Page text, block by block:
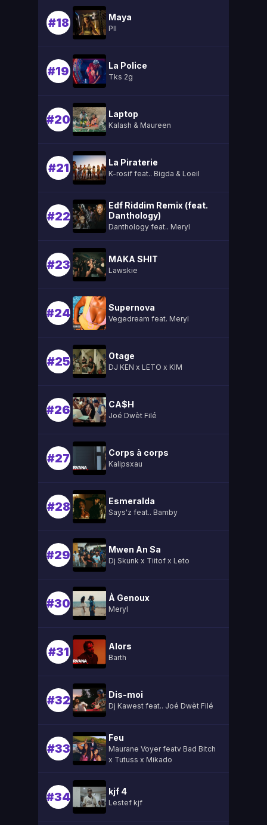
#18 Maya
Pll
#19 La Police
Tks 2g
#20 Laptop
Kalash & Maureen
#21 La Piraterie
K-rosif feat.. Bigda & Loeil
#22
Edf Riddim Remix (feat.
Danthology)
Danthology feat.. Meryl
#23 MAKA SHIT
Lawskie
#24 Supernova
Vegedream feat. Meryl
#25 Otage
DJ KEN x LETO x KIM
#26 CA$H
Joé Dwèt Filé
#27 Corps à corps
Kalipsxau
#28 Esmeralda
Says'z feat.. Bamby
#29 Mwen An Sa
Dj Skunk x Tiitof x Leto
#30 À Genoux
Meryl
#31 Alors
Barth
#32 Dis-moi
Dj Kawest feat.. Joé Dwèt Filé
#33
Feu
Maurane Voyer featv Bad Bitch
x Tutuss x Mikado
#34 kjf 4
Lestef kjf